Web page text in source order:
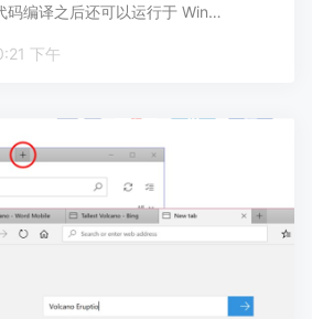
码编译之后还可以运行于 Win…
4 月 9 日, 10:21 下午